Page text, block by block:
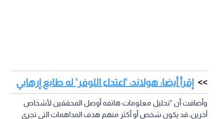
إقرأ أيضا: هولاند: 'اعتداء اللوفر' له طابع إرهابي
وأضافت أن "تحليل معلومات هاتفه أوصل المحققين لأشخاص
آخرين، قد يكون شخص أو أكثر منهم هدف المداهمات التي تجري